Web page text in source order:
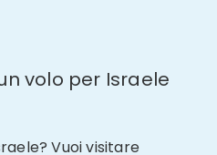
volo per Israele
Vuoi visitare